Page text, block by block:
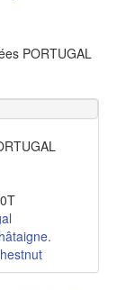
PORTUGAL